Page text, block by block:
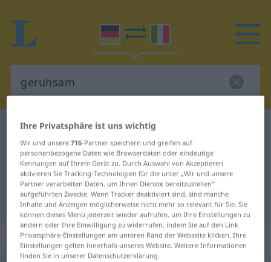
Deutsch-Italienisch Wörterbuch
Deutsch-Italienisch Übersetzung
für "geruhsam"
"geruhsam" Italienisch Übersetzung
„geruhsam“: Adjektiv
Ihre Privatsphäre ist uns wichtig
Wir und unsere716-Partner speichern und greifen auf
personenbezogene Daten wie Browserdaten oder eindeutige
Kennungen auf Ihrem Gerät zu. Durch Auswahl von Akzeptieren
aktivieren Sie Tracking-Technologien für die unter „Wir und unsere
Partner verarbeiten Daten, um Ihnen Dienste bereitzustellen“
aufgeführten Zwecke. Wenn Tracker deaktiviert sind, sind manche
Inhalte und Anzeigen möglicherweise nicht mehr so relevant für Sie. Sie
können dieses Menü jederzeit wieder aufrufen, um Ihre Einstellungen zu
ändern oder Ihre Einwilligung zu widerrufen, indem Sie auf den Link
Privatsphäre-Einstellungen am unteren Rand der Webseite klicken. Ihre
Einstellungen gelten innerhalb unseres Website. Weitere Informationen
finden Sie in unserer Datenschutzerklärung.